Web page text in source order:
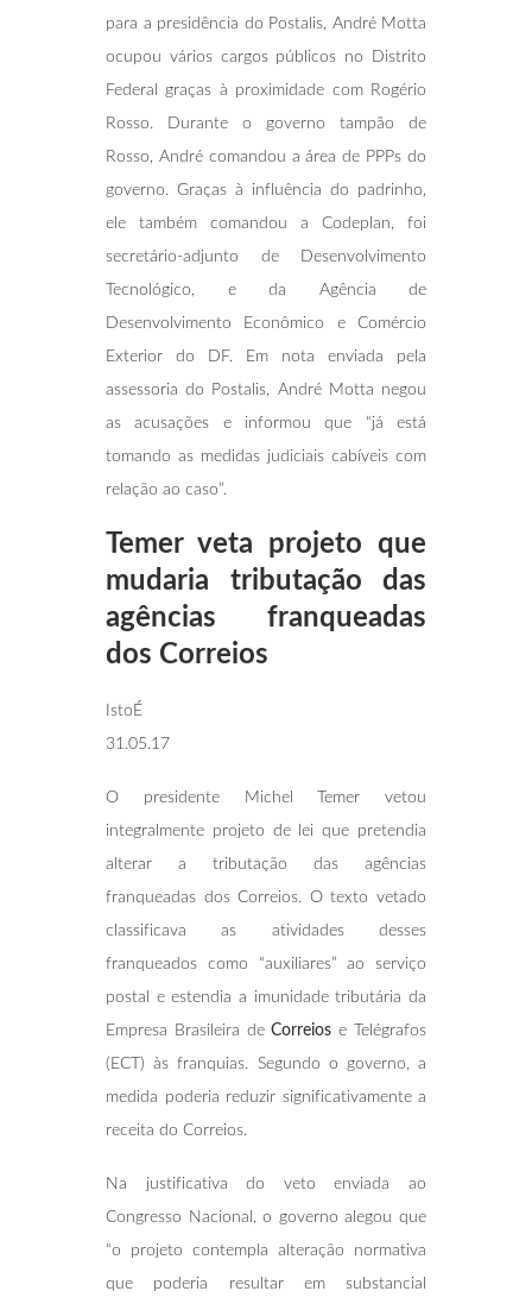
para a presidência do Postalis, André Motta
ocupou vários cargos públicos no Distrito
Federal graças à proximidade com Rogério
Rosso. Durante o governo tampão de
Rosso, André comandou a área de PPPs do
governo. Graças à influência do padrinho,
ele também comandou a Codeplan, foi
secretário-adjunto de Desenvolvimento
Tecnológico, e da Agência de
Desenvolvimento Econômico e Comércio
Exterior do DF. Em nota enviada pela
assessoria do Postalis, André Motta negou
as acusações e informou que “já está
tomando as medidas judiciais cabíveis com
relação ao caso”.
Temer veta projeto que
mudaria tributação das
agências franqueadas
dos Correios
IstoÉ
31.05.17
O presidente Michel Temer vetou
integralmente projeto de lei que pretendia
alterar a tributação das agências
franqueadas dos Correios. O texto vetado
classificava as atividades desses
franqueados como “auxiliares” ao serviço
postal e estendia a imunidade tributária da
Empresa Brasileira deCorreios e Telégrafos
(ECT) às franquias. Segundo o governo, a
medida poderia reduzir significativamente a
receita do Correios.
Na justificativa do veto enviada ao
Congresso Nacional, o governo alegou que
“o projeto contempla alteração normativa
que poderia resultar em substancial